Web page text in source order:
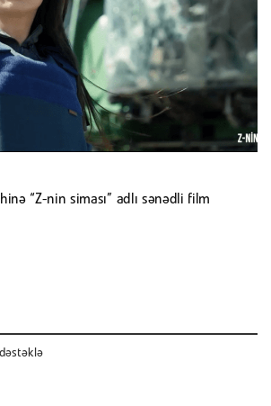
“Z-nin siması” adlı sənədli film